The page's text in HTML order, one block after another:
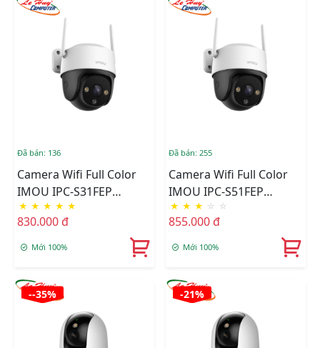
Đã bán: 136
Camera Wifi Full Color
IMOU IPC-S31FEP
(Cruiser SE+ 3MP)
★ ★ ★ ★ ★
830.000 đ
Mới 100%
Đã bán: 255
Camera Wifi Full Color
IMOU IPC-S51FEP
(Cruiser SE+ 5MP)
★ ★ ★ ☆ ☆
855.000 đ
Mới 100%
--35% -21%